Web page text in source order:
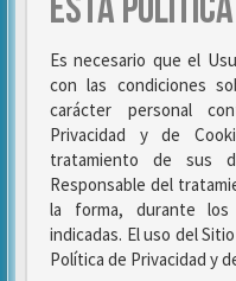
Es necesario que el
con las condiciones
carácter personal
Privacidad y de
tratamiento de sus
Responsable del
la forma, durante
indicadas. El uso del
Política de Privacidad y